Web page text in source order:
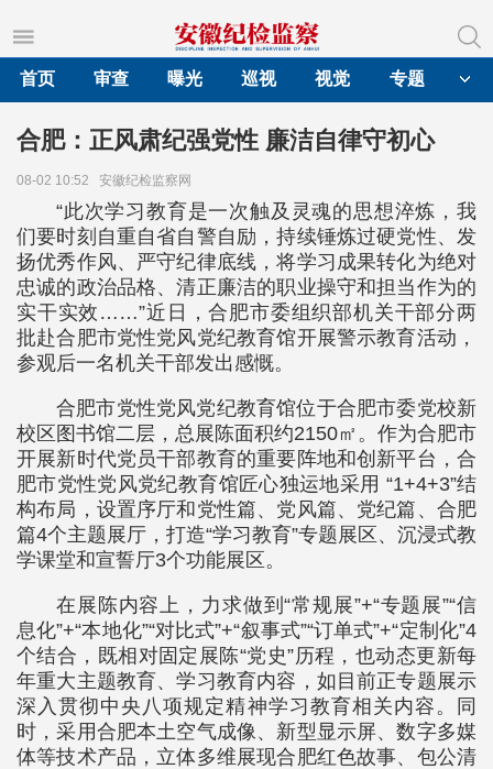
首页
审查 曝光 巡视 视觉 专题
合肥：正风肃纪强党性 廉洁自律守初心
08-02 10:52 安徽纪检监察网
“此次学习教育是一次触及灵魂的思想淬炼，我
们要时刻自重自省自警自励，持续锤炼过硬党性、发
扬优秀作风、严守纪律底线，将学习成果转化为绝对
忠诚的政治品格、清正廉洁的职业操守和担当作为的
实干实效……”近日，合肥市委组织部机关干部分两
批赴合肥市党性党风党纪教育馆开展警示教育活动，
参观后一名机关干部发出感慨。
合肥市党性党风党纪教育馆位于合肥市委党校新
校区图书馆二层，总展陈面积约2150㎡。作为合肥市
开展新时代党员干部教育的重要阵地和创新平台，合
肥市党性党风党纪教育馆匠心独运地采用 “1+4+3”结
构布局，设置序厅和党性篇、党风篇、党纪篇、合肥
篇4个主题展厅，打造“学习教育”专题展区、沉浸式教
学课堂和宣誓厅3个功能展区。
在展陈内容上，力求做到“常规展”+“专题展”“信
息化”+“本地化”“对比式”+“叙事式”“订单式”+“定制化”4
个结合，既相对固定展陈“党史”历程，也动态更新每
年重大主题教育、学习教育内容，如目前正专题展示
深入贯彻中央八项规定精神学习教育相关内容。同
时，采用合肥本土空气成像、新型显示屏、数字多媒
体等技术产品，立体多维展现合肥红色故事、包公清